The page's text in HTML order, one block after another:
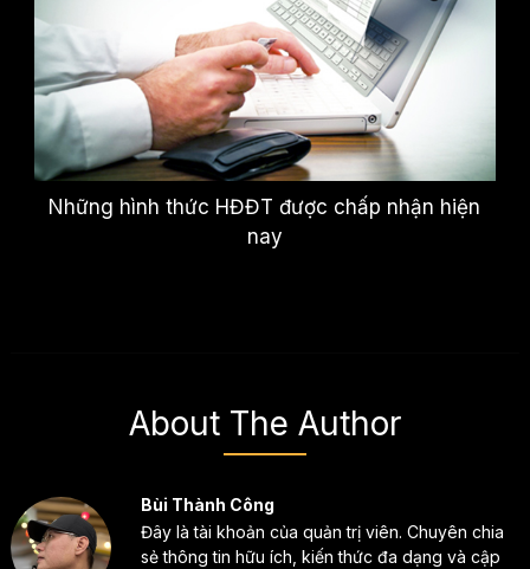
Những hình thức HĐĐT được chấp nhận hiện
nay
About The Author
Bùi Thành Công
Đây là tài khoản của quản trị viên. Chuyên chia
sẻ thông tin hữu ích, kiến thức đa dạng và cập